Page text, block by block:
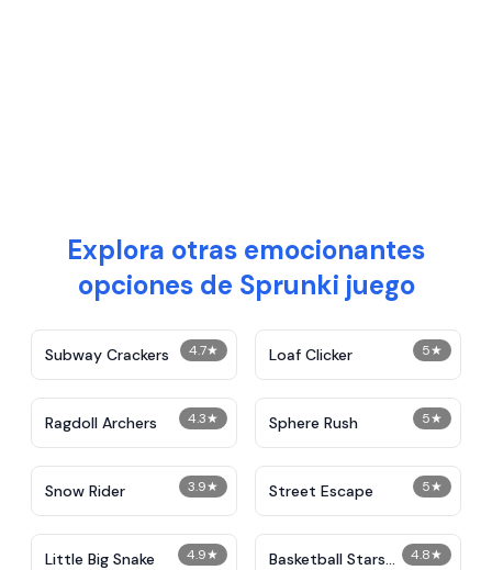
Explora otras emocionantes
opciones de Sprunki juego
4.7★
Subway Crackers 5★
Loaf Clicker
4.3★
Ragdoll Archers 5★
Sphere Rush
3.9★
Snow Rider 5★
Street Escape
4.9★
Little Big Snake 4.8★
Basketball Stars